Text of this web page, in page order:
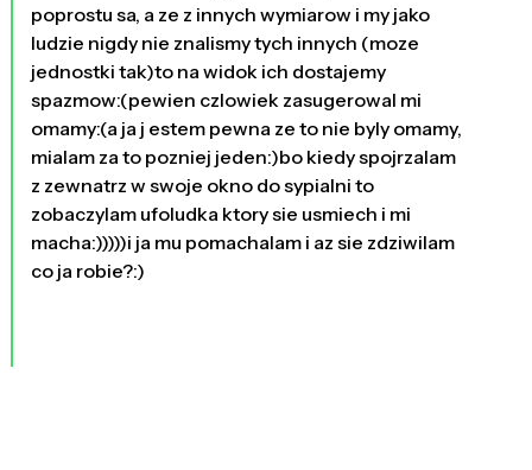
poprostu sa, a ze z innych wymiarow i my jako
ludzie nigdy nie znalismy tych innych (moze
jednostki tak)to na widok ich dostajemy
spazmow:(pewien czlowiek zasugerowal mi
omamy:(a ja j estem pewna ze to nie byly omamy,
mialam za to pozniej jeden:)bo kiedy spojrzalam
z zewnatrz w swoje okno do sypialni to
zobaczylam ufoludka ktory sie usmiech i mi
macha:)))))i ja mu pomachalam i az sie zdziwilam
co ja robie?:)